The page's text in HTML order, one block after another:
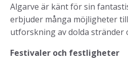
Algarve är känt för sin
erbjuder många möjligheter
utforskning av dolda stränder
Festivaler och festligheter